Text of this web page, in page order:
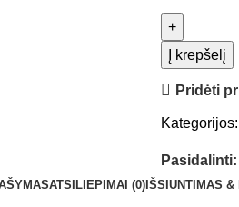
Į krepšelį
Pridėti
Kategorijos:
Pasidalinti:
ATSILIEPIMAI (0)IŠSIUNTIMAS &